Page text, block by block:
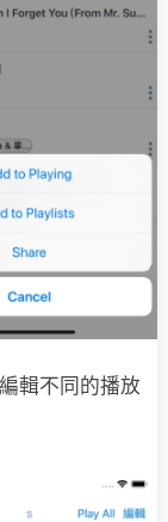
輯不同的播放